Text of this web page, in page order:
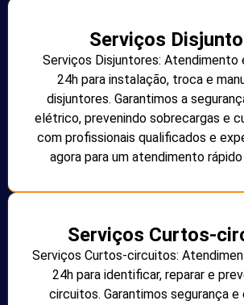
Serviços
Serviços Disjuntores: Atendimento
24h para instalação, troca e
disjuntores. Garantimos a
elétrico, prevenindo sobrecargas e
com profissionais qualificados e
agora para um atendimento
Serviços Curtos-
Serviços Curtos-circuitos:
24h para identificar, reparar e
circuitos. Garantimos segurança e